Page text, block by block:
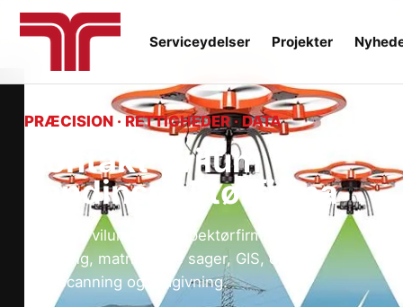
Serviceydelser Projekter
PRÆCISION · RETTIGHEDER · DATA
Kontakt Tvilum
Landinspektørfirma
Kontakt Tvilum Landinspektørfirma A/S om
opmåling, matrikulære sager, GIS, drone,
laserscanning og rådgivning.